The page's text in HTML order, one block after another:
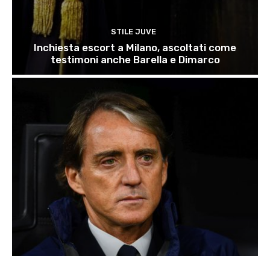
STILE JUVE
Inchiesta escort a Milano, ascoltati come
testimoni anche Barella e Dimarco